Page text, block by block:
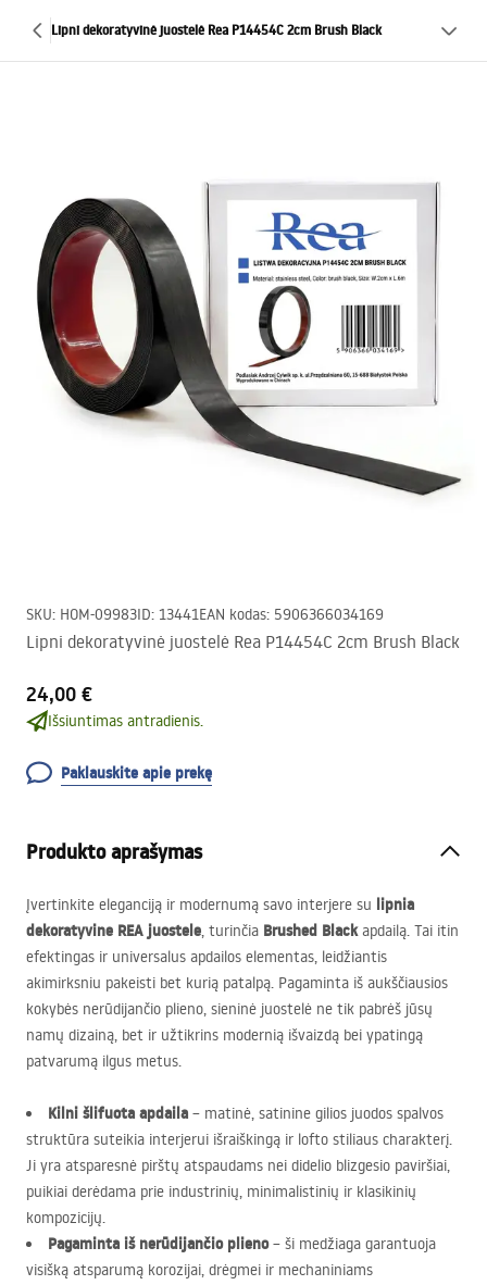
Lipni dekoratyvinė juostelė Rea P14454C 2cm Brush Black
SKU: HOM-09983ID: 13441EAN kodas: 5906366034169
Lipni dekoratyvinė juostelė Rea P14454C 2cm Brush Black
24,00 €
Išsiuntimas antradienis.
Paklauskite apie prekę
Produkto aprašymas
Įvertinkite eleganciją ir modernumą savo interjere su lipnia
dekoratyvine REAjuostele, turinčia Brushed Blackapdailą. Tai itin
efektingas ir universalus apdailos elementas, leidžiantis
akimirksniu pakeisti bet kurią patalpą. Pagaminta iš aukščiausios
kokybės nerūdijančio plieno, sieninė juostelė ne tik pabrėš jūsų
namų dizainą, bet ir užtikrins modernią išvaizdą bei ypatingą
patvarumą ilgus metus.
Kilni šlifuota apdaila – matinė, satinine gilios juodos spalvos
struktūra suteikia interjerui išraiškingą ir lofto stiliaus charakterį.
Ji yra atsparesnė pirštų atspaudams nei didelio blizgesio paviršiai,
puikiai derėdama prie industrinių, minimalistinių ir klasikinių
kompozicijų.
Pagaminta iš nerūdijančio plieno– ši medžiaga garantuoja
visišką atsparumą korozijai, drėgmei ir mechaniniams